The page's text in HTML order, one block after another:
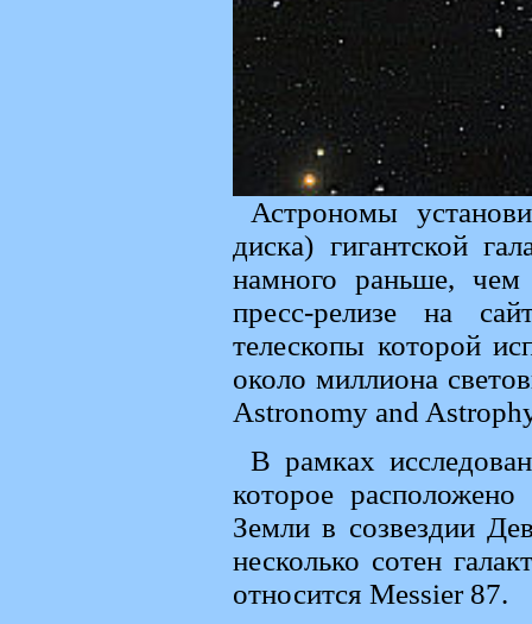
Астрономы
диска) гигантской
намного раньше, чем
пресс-релизе на
телескопы которой
около миллиона
Astronomy and
В рамках
которое
Земли в созвездии
несколько сотен
относится Messier 87.